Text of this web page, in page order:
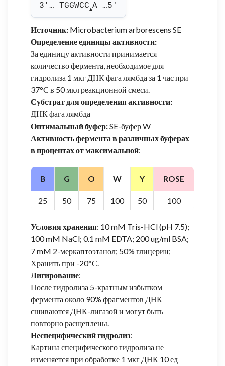
3'… TGGWCC▲A …5'
Источник: Microbacterium arborescens SE
Определение единицы активности:
За единицу активности принимается
количество фермента, необходимое для
гидролиза 1 мкг ДНК фага лямбда за 1 час при
37°С в 50 мкл реакционной смеси.
Субстрат для определения активности:
ДНК фага лямбда
Оптимальный буфер:SE-буфер W
Активность фермента в различных буферах
в процентах от максимальной:
B G O W Y ROSE
25 50 75 100 50 100
Условия хранения: 10 mM Tris-HCl (pH 7.5);
100 mM NaCl; 0.1 mM EDTA; 200 ug/ml BSA;
7 mM 2-меркаптоэтанол; 50% глицерин;
Хранить при -20°С.
Лигирование:
После гидролиза 5-кратным избытком
фермента около 90% фрагментов ДНК
сшиваются ДНК-лигазой и могут быть
повторно расщеплены.
Неспецифический гидролиз:
Картина специфического гидролиза не
изменяется при обработке 1 мкг ДНК 10 ед